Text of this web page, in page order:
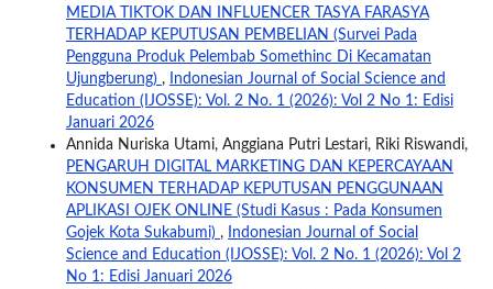
MEDIA TIKTOK DAN INFLUENCER TASYA FARASYA
TERHADAP KEPUTUSAN PEMBELIAN (Survei Pada
Pengguna Produk Pelembab Somethinc Di Kecamatan
Ujungberung) ,
Indonesian Journal of Social Science and
Education (IJOSSE): Vol. 2 No. 1 (2026): Vol 2 No 1: Edisi
Januari 2026
Annida Nuriska Utami, Anggiana Putri Lestari, Riki Riswandi,
PENGARUH DIGITAL MARKETING DAN KEPERCAYAAN
KONSUMEN TERHADAP KEPUTUSAN PENGGUNAAN
APLIKASI OJEK ONLINE (Studi Kasus : Pada Konsumen
Gojek Kota Sukabumi) ,
Indonesian Journal of Social
Science and Education (IJOSSE): Vol. 2 No. 1 (2026): Vol 2
No 1: Edisi Januari 2026